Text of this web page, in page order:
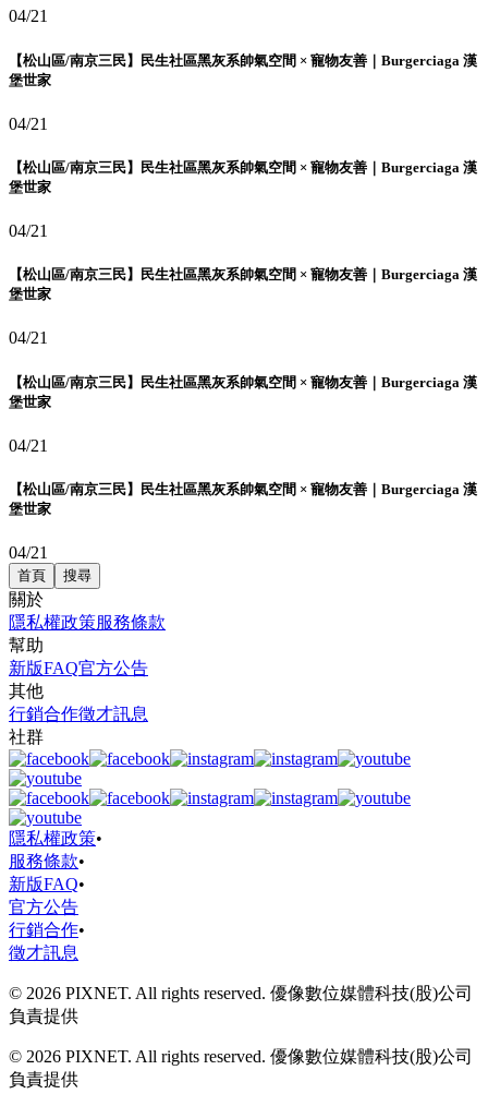
04/21
【松山區/南京三民】民生社區黑灰系帥氣空間 × 寵物友善｜Burgerciaga 漢
堡世家
04/21
【松山區/南京三民】民生社區黑灰系帥氣空間 × 寵物友善｜Burgerciaga 漢
堡世家
04/21
【松山區/南京三民】民生社區黑灰系帥氣空間 × 寵物友善｜Burgerciaga 漢
堡世家
04/21
【松山區/南京三民】民生社區黑灰系帥氣空間 × 寵物友善｜Burgerciaga 漢
堡世家
04/21
【松山區/南京三民】民生社區黑灰系帥氣空間 × 寵物友善｜Burgerciaga 漢
堡世家
04/21
首頁 搜尋
關於
隱私權政策服務條款
幫助
新版FAQ官方公告
其他
行銷合作徵才訊息
社群
隱私權政策•
服務條款•
新版FAQ•
官方公告
行銷合作•
徵才訊息
© 2026 PIXNET. All rights reserved. 優像數位媒體科技(股)公司
負責提供
© 2026 PIXNET. All rights reserved. 優像數位媒體科技(股)公司
負責提供